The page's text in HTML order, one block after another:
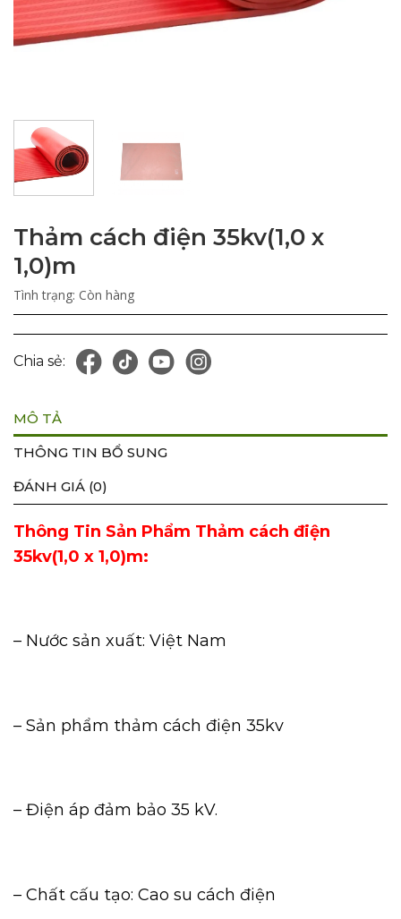
Thảm cách điện 35kv(1,0 x
1,0)m
Tình trạng: Còn hàng
Chia sẻ:
MÔ TẢ
THÔNG TIN BỔ SUNG
ĐÁNH GIÁ (0)
Thông Tin Sản Phẩm Thảm cách điện
35kv(1,0 x 1,0)m:
– Nước sản xuất: Việt Nam
– Sản phẩm thảm cách điện 35kv
– Điện áp đảm bảo 35 kV.
– Chất cấu tạo: Cao su cách điện